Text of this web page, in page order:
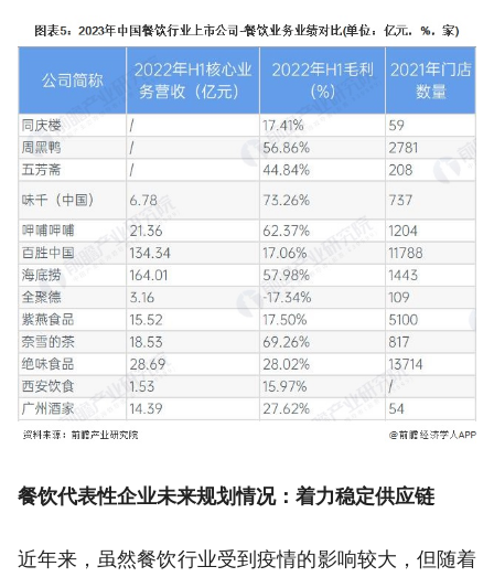
餐饮代表性企业未来规划情况：着力稳定供应链
近年来，虽然餐饮行业受到疫情的影响较大，但随着